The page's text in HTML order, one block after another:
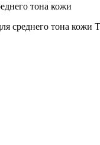
тона кожи
среднего тона